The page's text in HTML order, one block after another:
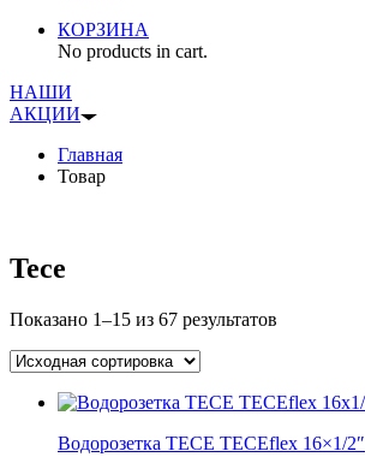
КОРЗИНА
No products in cart.
НАШИ
АКЦИИ
Главная
Товар
Tece
Показано 1–15 из 67 результатов
Водорозетка TECE TECEflex 16×1/2″